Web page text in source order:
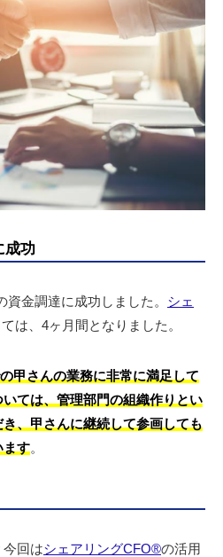
成功
金調達に成功しました。 シェ
は、4ヶ月間となりました。
甲さんの業務に非常に満足して
ては、管理部門の組織作りとい
、甲さんに継続して参画しても
ます。
回はシェアリングCFO®︎の活用